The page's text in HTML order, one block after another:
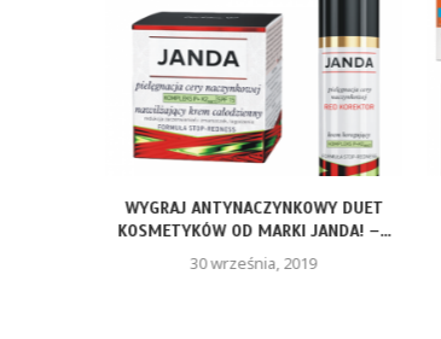
WYGRAJ ANTYNACZYNKOWY DUET
KOSMETYKÓW OD MARKI JANDA! –...
30 września, 2019